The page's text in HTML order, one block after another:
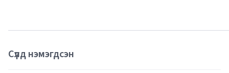
Сүүлд нэмэгдсэн